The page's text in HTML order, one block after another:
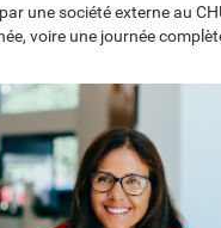
une société externe au
voire une journée